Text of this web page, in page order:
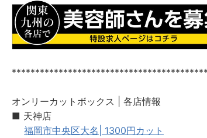
オンリーカットボックス | 各店情報
■ 天神店
福岡市中央区大名| 1300円カット